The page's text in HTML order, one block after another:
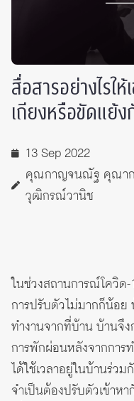
สื่อสารอย่างไรให้
เถียงหรือขัดแย้ง
13 Sep 2022
คุณกาญจนณัฐ คุณาก
วุฒิกรณ์วานิช
ในช่วงสถานการณ์โควิด
การปรับตัวไม่มากก็น้อย
ทำงานจากที่บ้าน บ้านจึ
การพักผ่อนหลังจากการ
ได้ใช้เวลาอยู่ในบ้านร่ว
จำเป็นต้องปรับตัวเข้าห